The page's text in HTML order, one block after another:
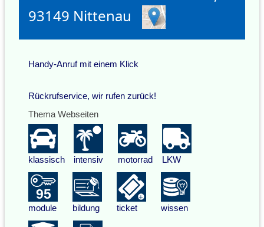
93149 Nittenau
Handy-Anruf mit einem Klick
Rückrufservice, wir rufen zurück!
Thema Webseiten
klassisch intensiv motorrad LKW
module bildung ticket wissen